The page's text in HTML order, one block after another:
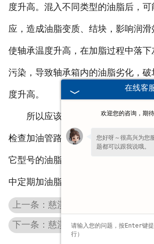
度升高。混入不同类型的油脂后，可
应，造成油脂变质、结块，影响润
使轴承温度升高，在加脂过程中落
污染，导致轴承箱内的油脂劣化，破
度升高。
所以应该选择合适的油脂，检修
检查加油管路，不能混用其他型号的
它型号的油脂，应先把原来油脂清理
中定期加油脂，油应妥善保管，不能
下一条：慈溪盘式研磨机试机的使
在线客
欢迎您的咨询，期
您好呀～很高兴为您
题都可以跟我说哦。